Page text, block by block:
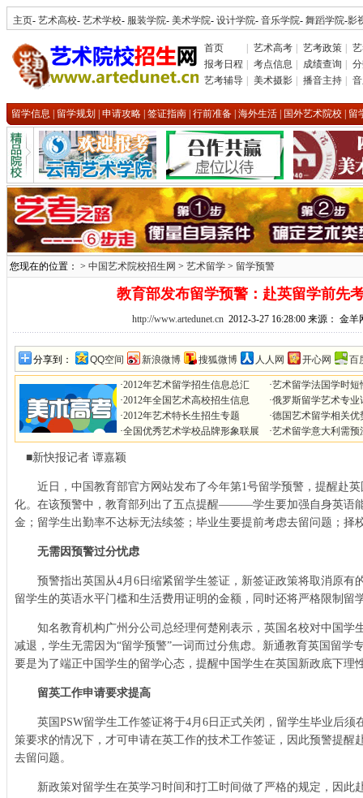
主页- 艺术高校- 艺术学校- 服装学院- 美术学院- 设计学院- 音乐学院- 舞蹈学院-影
首页 艺术高考 艺考政策
报考日程
考点信息 成绩查询
艺考辅导
美术摄影 播音主持
留学信息 留学规划 申请攻略 签证指南 行前准备 海外生活 国外艺术院校 留
您现在的位置： > 中国艺术院校招生网 > 艺术留学 > 留学预警
教育部发布留学预警：赴英留学前先
http://www.artedunet.cn 2012-3-27 16:28:00 来源： 金
分享到： QQ空间 新浪微博 搜狐微博 人人网 开心网 百
·2012年艺术留学招生信息总汇
·2012年全国艺术高校招生信息
·2012年艺术特长生招生专题
·全国优秀艺术学校品牌形象联展
·艺术留学法国学时短
·俄罗斯留学艺术专业
·德国艺术留学相关优
·艺术留学意大利需预
■新快报记者 谭嘉颖
近日，中国教育部官方网站发布了今年第1号留学预警，提醒赴英
化。在该预警中，教育部列出了五点提醒———学生要加强自身英语
金；留学生出勤率不达标无法续签；毕业生要提前考虑去留问题；择
无需因预警过分忧虑
预警指出英国从4月6日缩紧留学生签证，新签证政策将取消原有
留学生的英语水平门槛和生活费用证明的金额，同时还将严格限制留
知名教育机构广州分公司总经理何楚刚表示，英国名校对中国学
减退，学生无需因为“留学预警”一词而过分焦虑。新通教育英国留学
要是为了端正中国学生的留学心态，提醒中国学生在英国新政底下理
留英工作申请要求提高
英国PSW留学生工作签证将于4月6日正式关闭，留学生毕业后须
策要求的情况下，才可申请在英工作的技术工作签证，因此预警提醒
去留问题。
新政策对留学生在英学习时间和打工时间做了严格的规定，因此